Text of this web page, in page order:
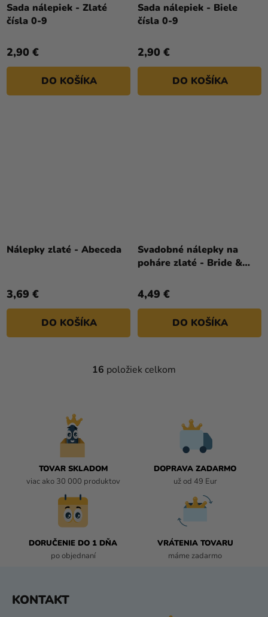
Sada nálepiek - Zlaté
čísla 0-9
2,90 €
DO KOŠÍKA
Sada nálepiek - Biele
čísla 0-9
2,90 €
DO KOŠÍKA
Nálepky zlaté - Abeceda
3,69 €
DO KOŠÍKA
Svadobné nálepky na
poháre zlaté - Bride &
4,49 €
DO KOŠÍKA
O
16 položiek celkom
TOVAR SKLADOM
viac ako 30 000 produktov
DOPRAVA ZADARMO
už od 49 Eur
DORUČENIE DO 1 DŇA
po objednaní
VRÁTENIA TOVARU
máme zadarmo
KONTAKT